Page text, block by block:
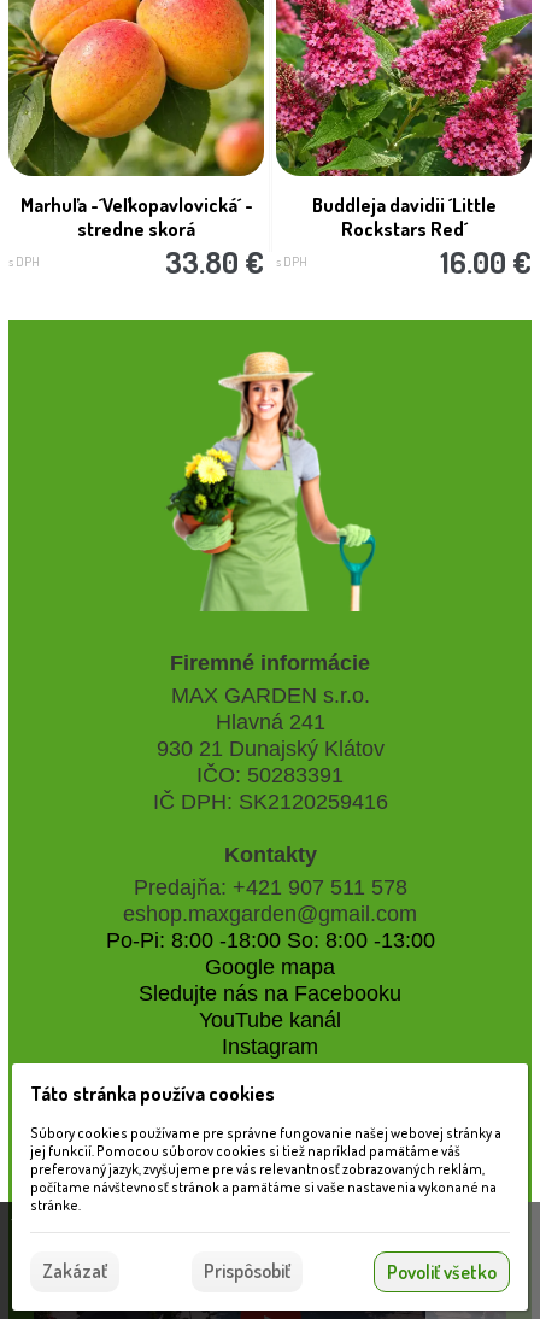
Marhuľa -´Veľkopavlovická´ -
stredne skorá
s DPH 33.80 €
Buddleja davidii ´Little
Rockstars Red´
s DPH 16.00 €
Firemné informácie
MAX GARDEN s.r.o.
Hlavná 241
930 21 Dunajský Klátov
IČO: 50283391
IČ DPH: SK2120259416
Kontakty
Predajňa: +421 907 511 578
eshop.maxgarden@gmail.com
Po-Pi: 8:00 -18:00 So: 8:00 -13:00
Google mapa
Sledujte nás na Facebooku
YouTube kanál
Instagram
Naše záhradné centrum
Táto stránka používa súbory cookies, ktoré nám
pomáhajú poskytovať služby. Používaním našich
služieb vyjadrujete súhlas s používaním súborov
Súhlasím
Táto stránka používa cookies
Súbory cookies používame pre správne fungovanie našej webovej stránky a
jej funkcií. Pomocou súborov cookies si tiež napríklad pamätáme váš
preferovaný jazyk, zvyšujeme pre vás relevantnosť zobrazovaných reklám,
počítame návštevnosť stránok a pamätáme si vaše nastavenia vykonané na
stránke.
Zakázať Prispôsobiť Povoliť všetko